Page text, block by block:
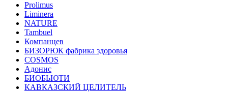
Prolimus
Liminera
NATURE
Tambuel
Компанцев
БИЗОРЮК фабрика здоровья
COSMOS
Адонис
БИОБЬЮТИ
КАВКАЗСКИЙ ЦЕЛИТЕЛЬ